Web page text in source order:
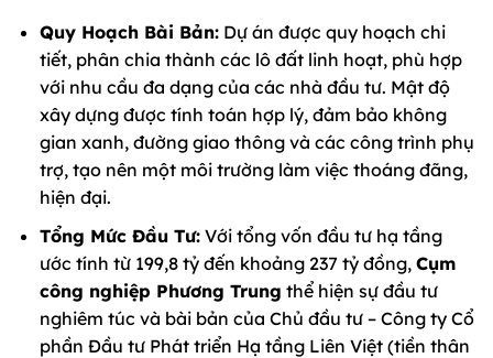
Quy Hoạch Bài Bản:Dự án được quy hoạch chi
tiết, phân chia thành các lô đất linh hoạt, phù hợp
với nhu cầu đa dạng của các nhà đầu tư. Mật độ
xây dựng được tính toán hợp lý, đảm bảo không
gian xanh, đường giao thông và các công trình phụ
trợ, tạo nên một môi trường làm việc thoáng đãng,
hiện đại.
Tổng Mức Đầu Tư:Với tổng vốn đầu tư hạ tầng
ước tính từ 199,8 tỷ đến khoảng 237 tỷ đồng, Cụm
công nghiệp Phương Trung thể hiện sự đầu tư
nghiêm túc và bài bản của Chủ đầu tư – Công ty Cổ
phần Đầu tư Phát triển Hạ tầng Liên Việt (tiền thân